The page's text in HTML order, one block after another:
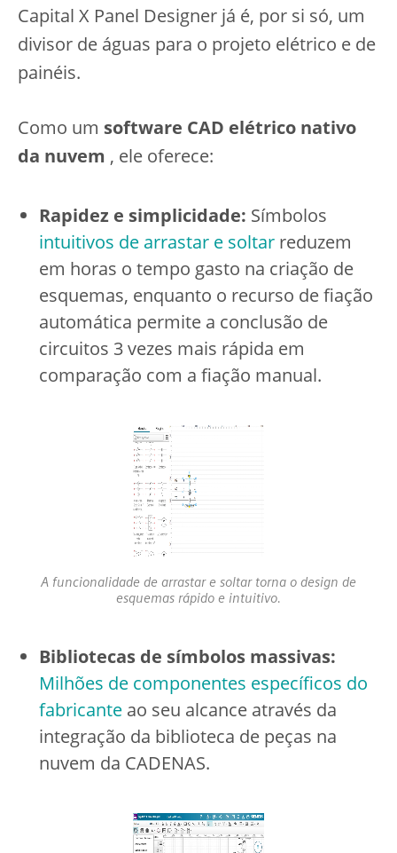
Capital X Panel Designer já é, por si só, um
divisor de águas para o projeto elétrico e de
painéis.
Como um software CAD elétrico nativo
da nuvem , ele oferece:
Rapidez e simplicidade: Símbolos
intuitivos de arrastar e soltar reduzem
em horas o tempo gasto na criação de
esquemas, enquanto o recurso de fiação
automática permite a conclusão de
circuitos 3 vezes mais rápida em
comparação com a fiação manual.
A funcionalidade de arrastar e soltar torna o design de
esquemas rápido e intuitivo.
Bibliotecas de símbolos massivas:
Milhões de componentes específicos do
fabricante ao seu alcance através da
integração da biblioteca de peças na
nuvem da CADENAS.